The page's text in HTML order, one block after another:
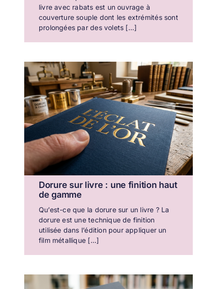
livre avec rabats est un ouvrage à
couverture souple dont les extrémités sont
prolongées par des volets [...]
Dorure sur livre : une finition haut
de gamme
Qu’est-ce que la dorure sur un livre ? La
dorure est une technique de finition
utilisée dans l’édition pour appliquer un
film métallique [...]